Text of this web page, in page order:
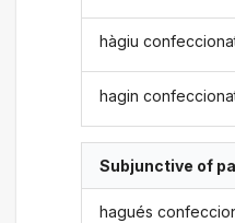
hàgiu
hagin
Subjunctive of
hagués